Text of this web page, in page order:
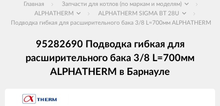
Главная
Запчасти для котлов (по маркам и моделям)
ALPHATHERM
ALPHATHERM SIGMA BT 28U
Подводка гибкая для расширительного бака 3/8 L=700мм ALPHATHERM
95282690 Подводка гибкая для
расширительного бака 3/8 L=700мм
ALPHATHERM в Барнауле
Изображения